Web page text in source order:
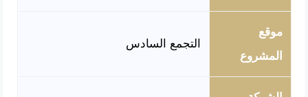
موقع
المشروع
التجمع السادس